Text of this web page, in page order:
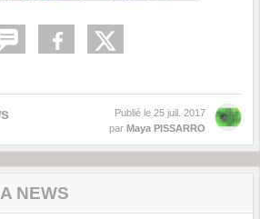
Publié le 25 juil. 2017
par Maya PISSARRO
NEWS